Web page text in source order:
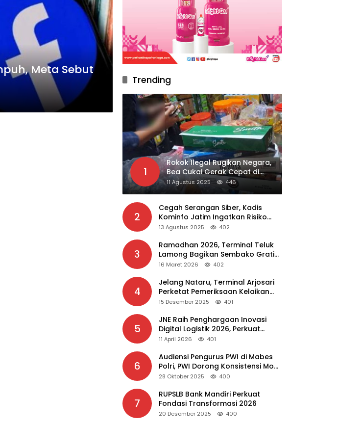
Meta Sebut
Trending
1
Rokok Ilegal Rugikan Negara,
Bea Cukai Gerak Cepat di
Giripurno
11 Agustus 2025 446
2
Cegah Serangan Siber, Kadis
Kominfo Jatim Ingatkan Risiko
Malware dari Aplikasi Bajakan
13 Agustus 2025 402
3
Ramadhan 2026, Terminal Teluk
Lamong Bagikan Sembako Gratis
dan Takjil untuk Masyarakat
16 Maret 2026 402
4
Jelang Nataru, Terminal Arjosari
Perketat Pemeriksaan Kelaikan
Bus
15 Desember 2025 401
5
JNE Raih Penghargaan Inovasi
Digital Logistik 2026, Perkuat
Transformasi Layanan
11 April 2026 401
6
Audiensi Pengurus PWI di Mabes
Polri, PWI Dorong Konsistensi MoU
Dewan Pers – Polri
28 Oktober 2025 400
7
RUPSLB Bank Mandiri Perkuat
Fondasi Transformasi 2026
20 Desember 2025 400